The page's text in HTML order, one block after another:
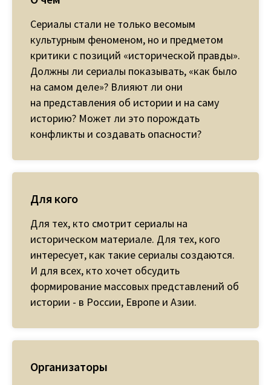
Cериалы стали не только весомым
культурным феноменом, но и предметом
критики с позиций «исторической правды».
Должны ли сериалы показывать, «как было
на самом деле»? Влияют ли они
на представления об истории и на саму
историю? Может ли это порождать
конфликты и создавать опасности?
Для кого
Для тех, кто смотрит сериалы на
историческом материале. Для тех, кого
интересует, как такие сериалы создаются.
И для всех, кто хочет обсудить
формирование массовых представлений об
истории - в России, Европе и Азии.
Организаторы